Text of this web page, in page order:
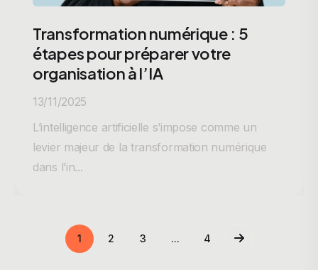
Transformation numérique : 5
étapes pour préparer votre
organisation à l’IA
13/11/2025
L’intelligence artificielle s’impose comme un
levier majeur de la transformation numérique
dans l’in...
1 2 3 ... 4